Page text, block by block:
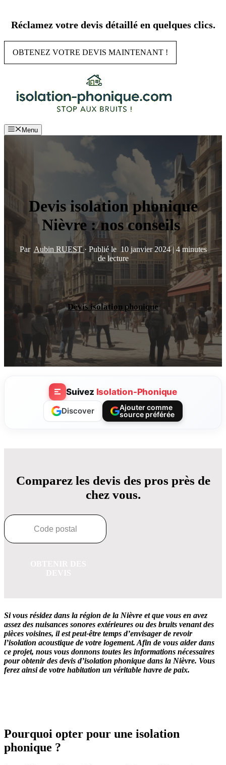
contenu
Réclamez votre devis détaillé en quelques clics.
OBTENEZ VOTRE DEVIS MAINTENANT !
Menu
Devis isolation phonique
Nièvre : nos conseils
Par Aubin RUEST· Publié le 10 janvier 2024| 4 minutes
de lecture
Devis isolation phonique
Suivez Isolation-Phonique
Discover
Ajouter comme
source préférée
Comparez les devis des pros près de
chez vous.
Si vous résidez dans la région de la Nièvre et que vous en avez
assez des nuisances sonores extérieures ou des bruits venant des
pièces voisines, il est peut-être temps d’envisager de revoir
l’isolation acoustique de votre logement. Afin de vous aider dans
ce projet, nous vous donnons toutes les informations nécessaires
pour obtenir des devis d’isolation phonique dans la Nièvre. Vous
ferez ainsi de votre habitation un véritable havre de paix.
Pourquoi opter pour une isolation
phonique ?